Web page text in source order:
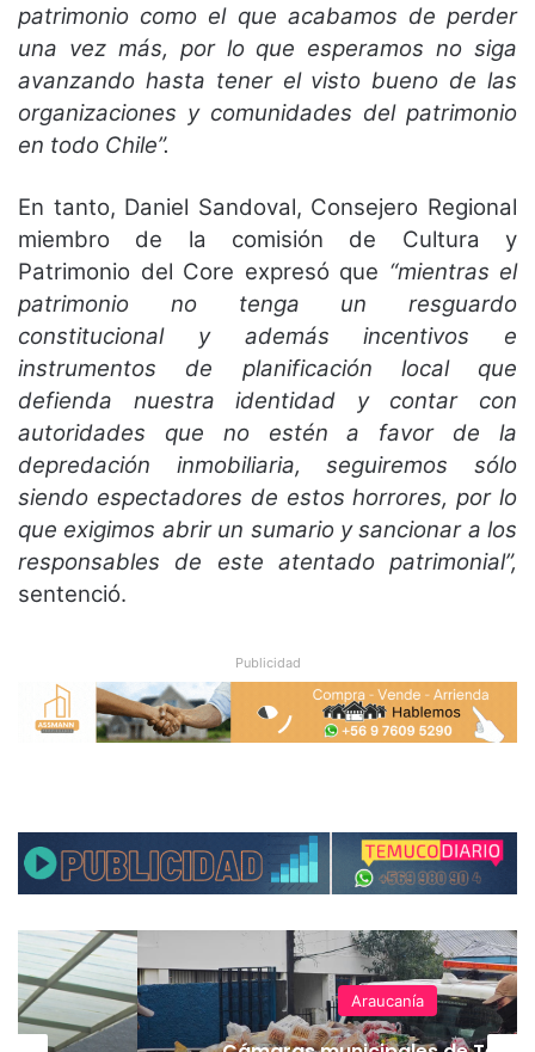
patrimonio como el que acabamos de perder
una vez más, por lo que esperamos no siga
avanzando hasta tener el visto bueno de las
organizaciones y comunidades del patrimonio
en todo Chile”.
En tanto, Daniel Sandoval, Consejero Regional
miembro de la comisión de Cultura y
Patrimonio del Core expresó que “mientras el
patrimonio no tenga un resguardo
constitucional y además incentivos e
instrumentos de planificación local que
defienda nuestra identidad y contar con
autoridades que no estén a favor de la
depredación inmobiliaria, seguiremos sólo
siendo espectadores de estos horrores, por lo
que exigimos abrir un sumario y sancionar a los
responsables de este atentado patrimonial”,
sentenció.
Publicidad
Araucanía